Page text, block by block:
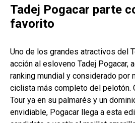
Tadej Pogacar parte
favorito
Uno de los grandes atractivos del
acción al esloveno Tadej Pogacar,
ranking mundial y considerado por
ciclista más completo del pelotón.
Tour ya en su palmarés y un
envidiable, Pogacar llega a esta